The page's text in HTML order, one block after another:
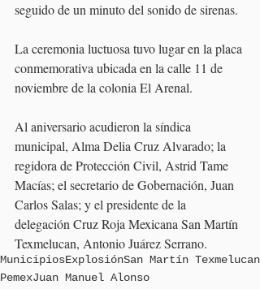
seguido de un minuto del sonido de sirenas.
La ceremonia luctuosa tuvo lugar en la placa
conmemorativa ubicada en la calle 11 de
noviembre de la colonia El Arenal.
Al aniversario acudieron la síndica
municipal, Alma Delia Cruz Alvarado; la
regidora de Protección Civil, Astrid Tame
Macías; el secretario de Gobernación, Juan
Carlos Salas; y el presidente de la
delegación Cruz Roja Mexicana San Martín
Texmelucan, Antonio Juárez Serrano.
MunicipiosExplosiónSan Martín Texmelucan
PemexJuan Manuel Alonso